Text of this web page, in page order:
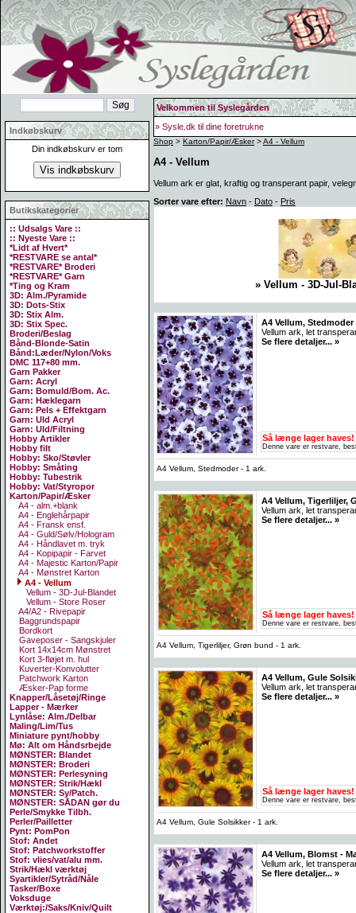
Indkøbskurv
Din indkøbskurv er tom
Butikskategorier
:: Udsalgs Vare ::
:: Nyeste Vare ::
*Lidt af Hvert*
*RESTVARE se antal*
*RESTVARE* Broderi
*RESTVARE* Garn
*Ting og Kram
3D: Alm./Pyramide
3D: Dots-Stix
3D: Stix Alm.
3D: Stix Spec.
Broderi/Beslag
Bånd-Blonde-Satin
Bånd:Læder/Nylon/Voks
DMC 117+80 mm.
Garn Pakker
Garn: Acryl
Garn: Bomuld/Bom. Ac.
Garn: Hæklegarn
Garn: Pels + Effektgarn
Garn: Uld Acryl
Garn: Uld/Filtning
Hobby Artikler
Hobby filt
Hobby: Sko/Støvler
Hobby: Småting
Hobby: Tubestrik
Hobby: Vat/Styropor
Karton/Papir/Æsker
A4 - alm.+blank
A4 - Englehårpapir
A4 - Fransk ensf.
A4 - Guld/Sølv/Hologram
A4 - Håndlavet m. tryk
A4 - Kopipapir - Farvet
A4 - Majestic Karton/Papir
A4 - Mønstret Karton
A4 - Vellum
Vellum - 3D-Jul-Blandet
Vellum - Store Roser
A4/A2 - Rivepapir
Baggrundspapir
Bordkort
Gaveposer - Sangskjuler
Kort 14x14cm Mønstret
Kort 3-fløjet m. hul
Kuverter-Konvolutter
Patchwork Karton
Æsker-Pap forme
Knapper/Låsetøj/Ringe
Lapper - Mærker
Lynlåse: Alm./Delbar
Maling/Lim/Tus
Miniature pynt/hobby
Mø: Alt om Håndsrbejde
MØNSTER: Blandet
MØNSTER: Broderi
MØNSTER: Perlesyning
MØNSTER: Strik/Hækl
MØNSTER: Sy/Patch.
MØNSTER: SÅDAN gør du
Perle/Smykke Tilbh.
Perler/Pailletter
Pynt: PomPon
Stof: Andet
Stof: Patchworkstoffer
Stof: vlies/vat/alu mm.
Strik/Hækl værktøj
Syartikler/Sytråd/Nåle
Tasker/Boxe
Voksduge
Værktøj:/Saks/Kniv/Quilt
Velkommen til Syslegården
» Sysle.dk til dine foretrukne
Shop > Karton/Papir/Æsker>A4 - Vellum
A4 - Vellum
Vellum ark er glat, kraftig og transperant papir,
Sorter vare efter: Navn - Dato - Pris
» Vellum - 3D-Jul-
A4 Vellum, Stedmoder
Vellum ark, let
Se flere detaljer... »
Så længe lager haves!
Denne vare er restvare,
A4 Vellum, Stedmoder - 1 ark.
A4 Vellum, Tigerliljer,
Vellum ark, let
Se flere detaljer... »
Så længe lager haves!
Denne vare er restvare,
A4 Vellum, Tigerliljer, Grøn bund - 1 ark.
A4 Vellum, Gule
Vellum ark, let
Se flere detaljer... »
Så længe lager haves!
Denne vare er restvare,
A4 Vellum, Gule Solsikker - 1 ark.
A4 Vellum, Blomst -
Vellum ark, let
Se flere detaljer... »